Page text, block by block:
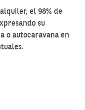
el 98% de
su
o autocaravana en